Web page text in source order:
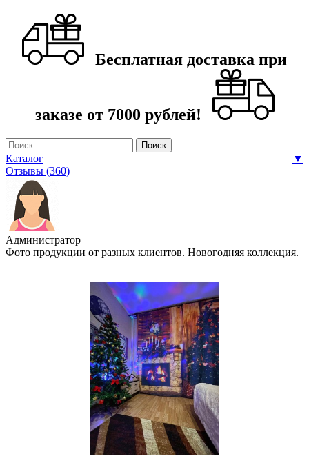
Бесплатная доставка при
заказе от 7000 рублей!
Каталог
▼
Отзывы (360)
Администратор
Фото продукции от разных клиентов. Новогодняя коллекция.